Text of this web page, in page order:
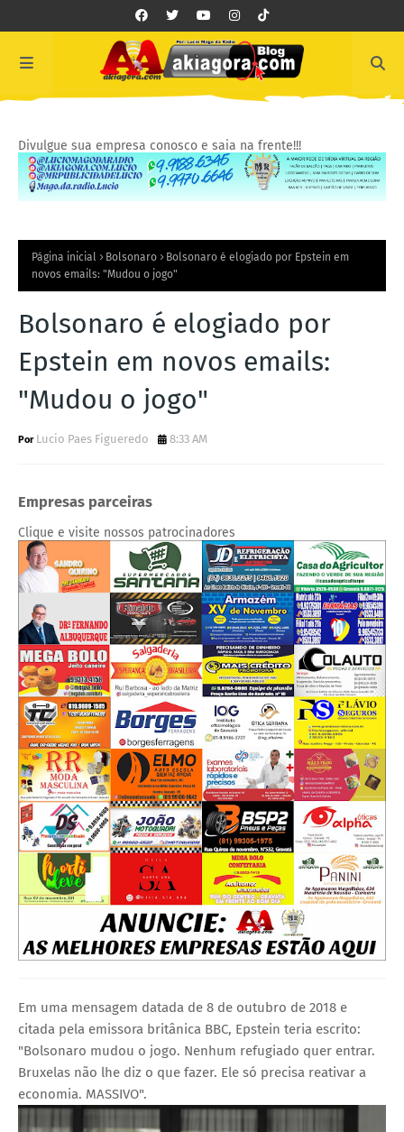
Divulgue sua empresa conosco e saia na frente!!!
Página inicial Bolsonaro
Bolsonaro é elogiado por Epstein em
novos emails: "Mudou o jogo"
Bolsonaro é elogiado por
Epstein em novos emails:
"Mudou o jogo"
Lucio Paes Figueredo 8:33 AM
Empresas parceiras
Clique e visite nossos patrocinadores
Em uma mensagem datada de 8 de outubro de 2018 e
citada pela emissora britânica BBC, Epstein teria escrito:
"Bolsonaro mudou o jogo. Nenhum refugiado quer entrar.
Bruxelas não lhe diz o que fazer. Ele só precisa reativar a
economia. MASSIVO".